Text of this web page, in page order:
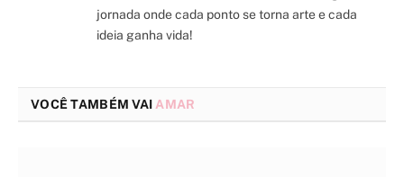
jornada onde cada ponto se torna arte e cada
ideia ganha vida!
VOCÊ TAMBÉM VAIAMAR